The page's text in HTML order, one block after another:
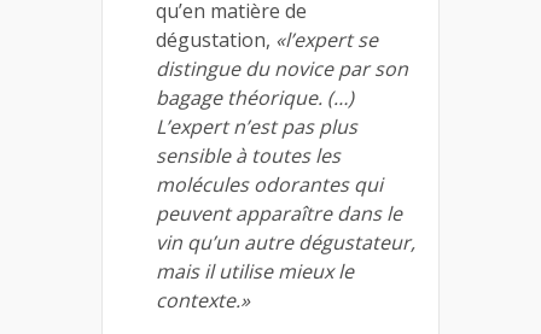
qu’en matière de
dégustation, «l’expert se
distingue du novice par son
bagage théorique. (…)
L’expert n’est pas plus
sensible à toutes les
molécules odorantes qui
peuvent apparaître dans le
vin qu’un autre dégustateur,
mais il utilise mieux le
contexte.»